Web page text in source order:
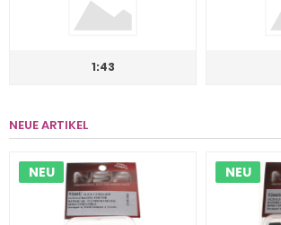
1:43
NEUE ARTIKEL
NEU NEU